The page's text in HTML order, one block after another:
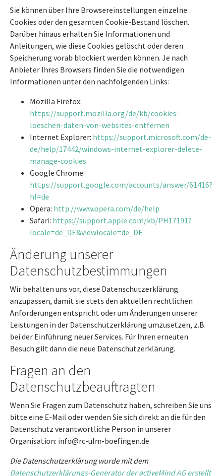
Sie können über Ihre Browsereinstellungen einzelne
Cookies oder den gesamten Cookie-Bestand löschen.
Darüber hinaus erhalten Sie Informationen und
Anleitungen, wie diese Cookies gelöscht oder deren
Speicherung vorab blockiert werden können. Je nach
Anbieter Ihres Browsers finden Sie die notwendigen
Informationen unter den nachfolgenden Links:
Mozilla Firefox:
https://support.mozilla.org/de/kb/cookies-
loeschen-daten-von-websites-entfernen
Internet Explorer: https://support.microsoft.com/de-
de/help/17442/windows-internet-explorer-delete-
manage-cookies
Google Chrome:
https://support.google.com/accounts/answer/61416?
hl=de
Opera: http://www.opera.com/de/help
Safari: https://support.apple.com/kb/PH17191?
locale=de_DE&viewlocale=de_DE
Änderung unserer
Datenschutzbestimmungen
Wir behalten uns vor, diese Datenschutzerklärung
anzupassen, damit sie stets den aktuellen rechtlichen
Anforderungen entspricht oder um Änderungen unserer
Leistungen in der Datenschutzerklärung umzusetzen, z.B.
bei der Einführung neuer Services. Für Ihren erneuten
Besuch gilt dann die neue Datenschutzerklärung.
Fragen an den
Datenschutzbeauftragten
Wenn Sie Fragen zum Datenschutz haben, schreiben Sie uns
bitte eine E-Mail oder wenden Sie sich direkt an die für den
Datenschutz verantwortliche Person in unserer
Organisation: info@rc-ulm-boefingen.de
Die Datenschutzerklärung wurde mit dem
Datenschutzerklärungs-Generator der activeMind AG erstellt